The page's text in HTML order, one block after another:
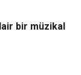
bir müzikal